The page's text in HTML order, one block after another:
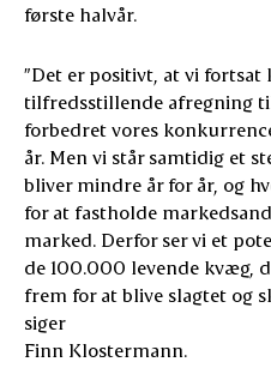
første halvår.
”Det er positivt, at vi fortsat
tilfredsstillende afregning
forbedret vores
år. Men vi står samtidig et
bliver mindre år for år, og
for at fastholde
marked. Derfor ser vi et
de 100.000 levende kvæg,
frem for at blive slagtet og
siger
Finn Klostermann.